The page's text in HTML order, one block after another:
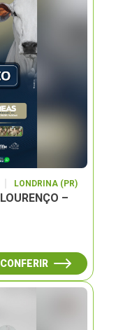
LONDRINA (PR)
–
CONFERIR